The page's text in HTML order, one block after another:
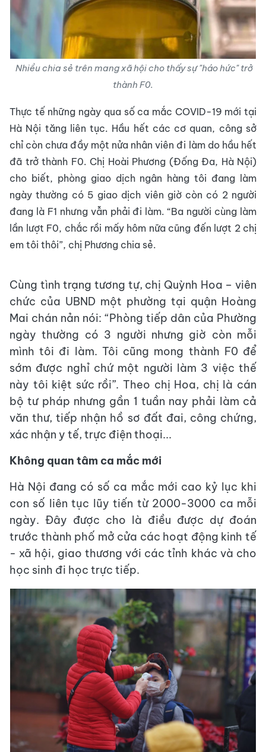
Nhiều chia sẻ trên mang xã hội cho thấy sự "háo hức" trở
thành F0.
Thực tế những ngày qua số ca mắc COVID-19 mới tại
Hà Nội tăng liên tục. Hầu hết các cơ quan, công sở
chỉ còn chưa đầy một nửa nhân viên đi làm do hầu hết
đã trở thành F0. Chị Hoài Phương (Đống Đa, Hà Nội)
cho biết, phòng giao dịch ngân hàng tôi đang làm
ngày thường có 5 giao dịch viên giờ còn có 2 người
đang là F1 nhưng vẫn phải đi làm. “Ba người cùng làm
lần lượt F0, chắc rồi mấy hôm nữa cũng đến lượt 2 chị
em tôi thôi”, chị Phương chia sẻ.
Cùng tình trạng tương tự, chị Quỳnh Hoa – viên
chức của UBND một phường tại quận Hoàng
Mai chán nản nói: “Phòng tiếp dân của Phường
ngày thường có 3 người nhưng giờ còn mỗi
mình tôi đi làm. Tôi cũng mong thành F0 để
sớm được nghỉ chứ một người làm 3 việc thế
này tôi kiệt sức rồi”. Theo chị Hoa, chị là cán
bộ tư pháp nhưng gần 1 tuần nay phải làm cả
văn thư, tiếp nhận hồ sơ đất đai, công chứng,
xác nhận y tế, trực điện thoại...
Không quan tâm ca mắc mới
Hà Nội đang có số ca mắc mới cao kỷ lục khi
con số liên tục lũy tiến từ 2000-3000 ca mỗi
ngày. Đây được cho là điều được dự đoán
trước thành phố mở cửa các hoạt động kinh tế
- xã hội, giao thương với các tỉnh khác và cho
học sinh đi học trực tiếp.